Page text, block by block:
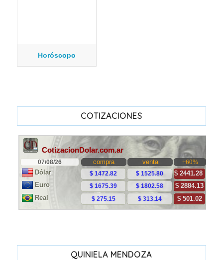
Horóscopo
COTIZACIONES
QUINIELA MENDOZA